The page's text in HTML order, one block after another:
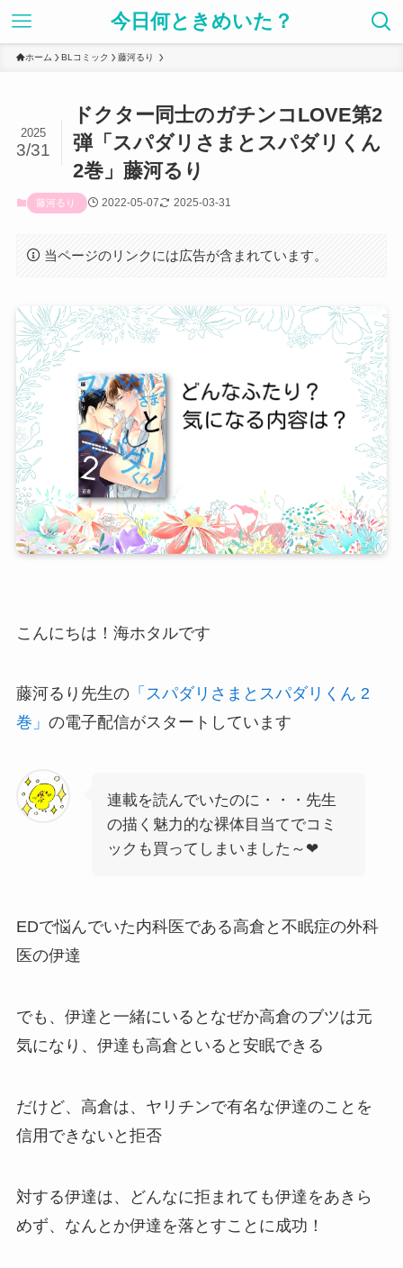
今日何ときめいた？
ホーム BLコミック 藤河るり
ドクター同士のガチンコLOVE第2
弾「スパダリさまとスパダリくん
2巻」藤河るり
2025
3/31
藤河るり 2022-05-07 2025-03-31
当ページのリンクには広告が含まれています。
こんにちは！海ホタルです
藤河るり先生の「スパダリさまとスパダリくん 2
巻」 の電子配信がスタートしています
連載を読んでいたのに・・・先生
の描く魅力的な裸体目当てでコミ
ックも買ってしまいました～❤
EDで悩んでいた内科医である高倉と不眠症の外科
医の伊達
でも、伊達と一緒にいるとなぜか高倉のブツは元
気になり、伊達も高倉といると安眠できる
だけど、高倉は、ヤリチンで有名な伊達のことを
信用できないと拒否
対する伊達は、どんなに拒まれても伊達をあきら
めず、なんとか伊達を落とすことに成功！